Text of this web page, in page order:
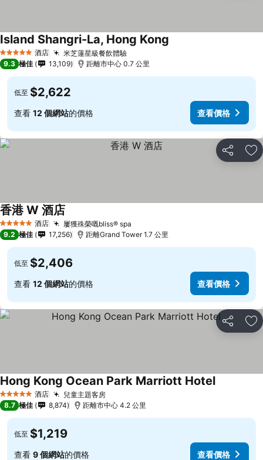
5 星級 酒店 米芝蓮星級餐飲體驗查看價格
Island Shangri-La, Hong Kong
9.3 極佳 13,109 距離市中心 0.7 公里
低至 $2,622
查看 12 個網站的價格 查看價格
分享 放
5 星級 酒店 屢獲殊榮嘅bliss® spa
香港 W 酒店
9.2 極佳 17,256 距離Grand Tower 1.7 公里
低至 $2,406
查看 12 個網站的價格 查看價格
分享 放
5 星級 酒店 兒童主題客房查看價格
Hong Kong Ocean Park Marriott Hotel查看價格
8.7 極佳 8,874 距離市中心 4.2 公里
低至 $1,219
查看 9 個網站的價格 查看價格